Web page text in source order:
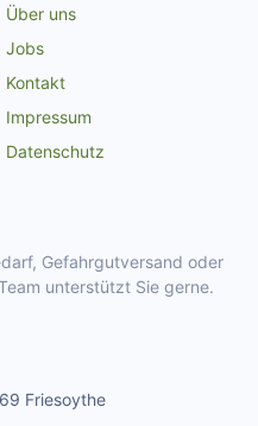
Über uns
Jobs
Kontakt
Impressum
Datenschutz
Gefahrgutversand oder
unterstützt Sie gerne.
Friesoythe